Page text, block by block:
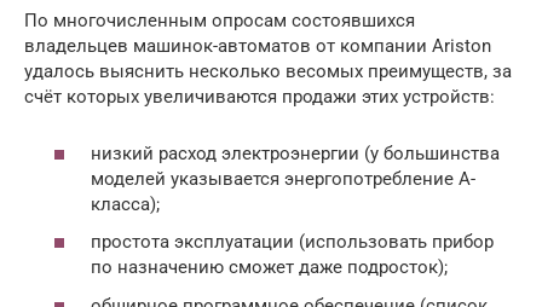
По многочисленным опросам состоявшихся
владельцев машинок-автоматов от компании Ariston
удалось выяснить несколько весомых преимуществ, за
счёт которых увеличиваются продажи этих устройств:
низкий расход электроэнергии (у большинства
моделей указывается энергопотребление А-
класса);
простота эксплуатации (использовать прибор
по назначению сможет даже подросток);